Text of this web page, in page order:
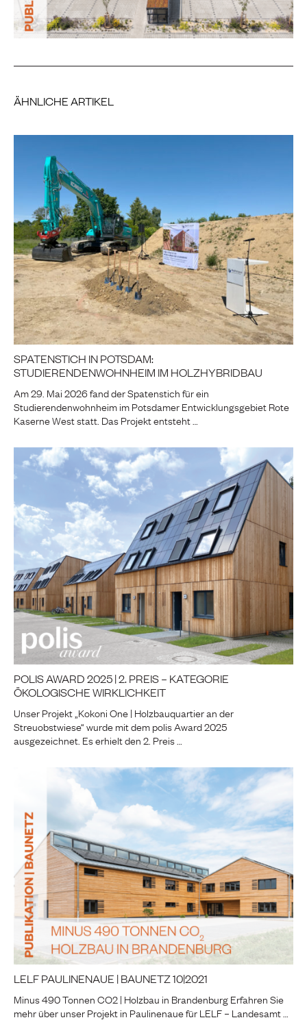
ÄHNLICHE ARTIKEL
SPATENSTICH IN POTSDAM:
STUDIERENDENWOHNHEIM IM HOLZHYBRIDBAU
Am 29. Mai 2026 fand der Spatenstich für ein
Studierendenwohnheim im Potsdamer Entwicklungsgebiet Rote
Kaserne West statt. Das Projekt entsteht …
POLIS AWARD 2025 | 2. PREIS – KATEGORIE
ÖKOLOGISCHE WIRKLICHKEIT
Unser Projekt „Kokoni One | Holzbauquartier an der
Streuobstwiese“ wurde mit dem polis Award 2025
ausgezeichnet. Es erhielt den 2. Preis …
LELF PAULINENAUE | BAUNETZ 10|2021
Minus 490 Tonnen CO2 | Holzbau in Brandenburg Erfahren Sie
mehr über unser Projekt in Paulinenaue für LELF – Landesamt …